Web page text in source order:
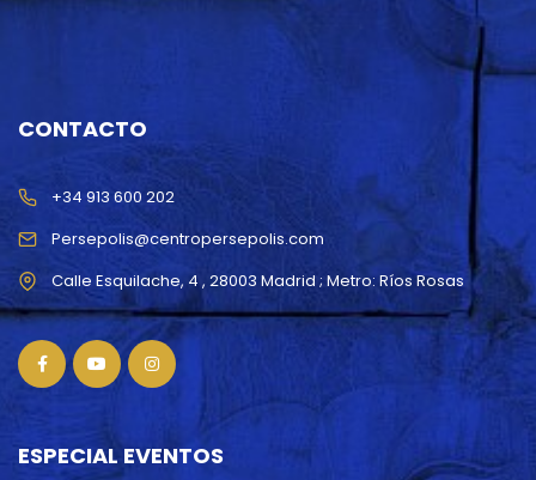
CONTACTO
Persepolis@centropersepolis.com
+34 913 600 202
ESPECIAL EVENTOS